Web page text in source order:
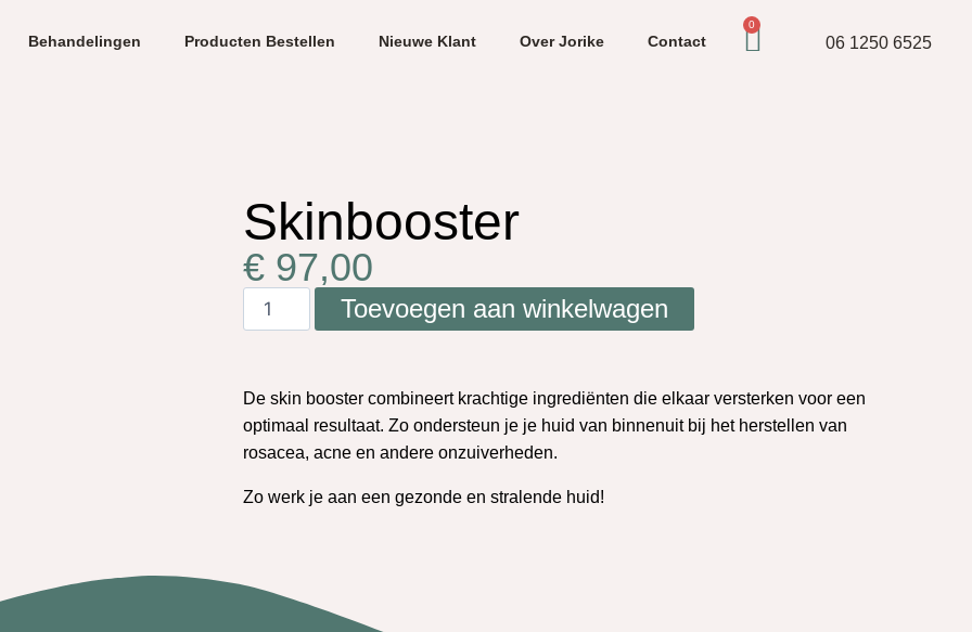
Behandelingen Producten Bestellen Nieuwe Klant Over Jorike Contact
0
06 1250 6525
Skinbooster
€ 97,00
Toevoegen aan winkelwagen
De skin booster combineert krachtige ingrediënten die elkaar versterken voor een
optimaal resultaat. Zo ondersteun je je huid van binnenuit bij het herstellen van
rosacea, acne en andere onzuiverheden.
Zo werk je aan een gezonde en stralende huid!